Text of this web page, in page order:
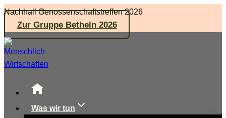
Zum
Inhalt
springen
Nachhall Genossenschaftstreffen 2026
Zur Gruppe Betheln 2026
Was wir tun